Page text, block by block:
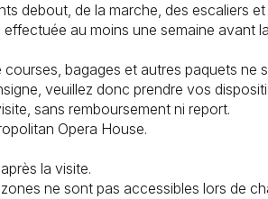
debout, de la marche, des escaliers
au moins une semaine avant
bagages et autres paquets ne
veuillez donc prendre vos
sans remboursement ni report.
Opera House.
la visite.
ne sont pas accessibles lors de